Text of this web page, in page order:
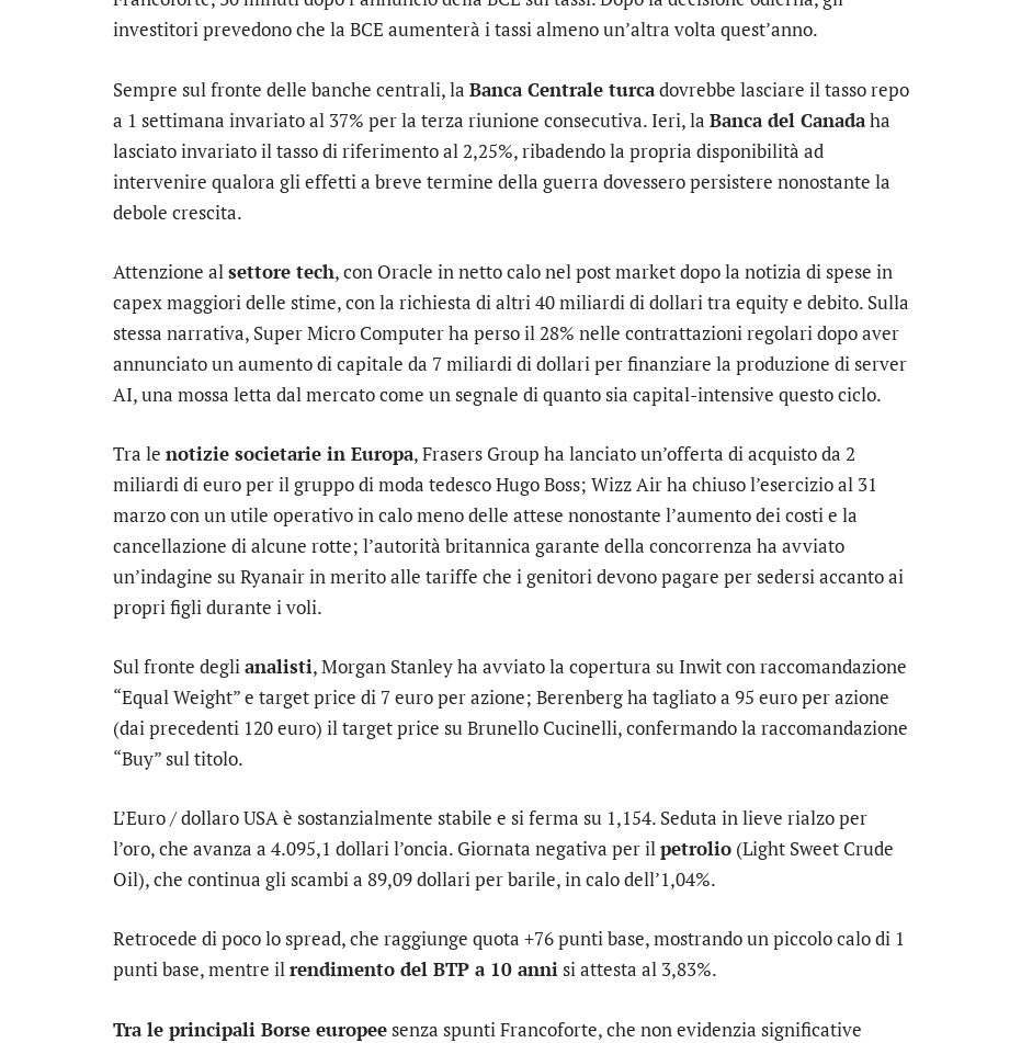
investitori prevedono che la BCE aumenterà i tassi almeno un’altra volta quest’anno.
Sempre sul fronte delle banche centrali, la Banca Centrale turcadovrebbe lasciare il tasso repo
a 1 settimana invariato al 37% per la terza riunione consecutiva. Ieri, la Banca del Canadaha
lasciato invariato il tasso di riferimento al 2,25%, ribadendo la propria disponibilità ad
intervenire qualora gli effetti a breve termine della guerra dovessero persistere nonostante la
debole crescita.
Attenzione alsettore tech, con Oracle in netto calo nel post market dopo la notizia di spese in
capex maggiori delle stime, con la richiesta di altri 40 miliardi di dollari tra equity e debito. Sulla
stessa narrativa, Super Micro Computerha perso il 28% nelle contrattazioni regolari dopo aver
annunciato un aumento di capitale da 7 miliardi di dollari per finanziare la produzione di server
AI, una mossa letta dal mercato come un segnale di quanto sia capital-intensive questo ciclo.
Tra le notizie societarie in Europa,Frasers Group ha lanciato un’offerta di acquisto da 2
miliardi di euro per il gruppo di moda tedescoHugo Boss; Wizz Airha chiuso l’esercizio al 31
marzo con un utile operativo in calo meno delle attese nonostante l’aumento dei costi e la
cancellazione di alcune rotte; l’autorità britannica garante della concorrenza ha avviato
un’indagine suRyanairin merito alle tariffe che i genitori devono pagare per sedersi accanto ai
propri figli durante i voli.
Sul fronte deglianalisti,Morgan Stanleyha avviato la copertura su Inwitcon raccomandazione
“Equal Weight” e target price di 7 euro per azione; Berenberg ha tagliato a 95 euro per azione
(dai precedenti 120 euro) il target price suBrunello Cucinelli, confermando la raccomandazione
“Buy” sul titolo.
L’Euro / dollaro USAè sostanzialmente stabile e si ferma su 1,154. Seduta in lieve rialzo per
l’oro, che avanza a 4.095,1 dollari l’oncia. Giornata negativa per ilpetrolio (Light Sweet Crude
Oil), che continua gli scambi a 89,09 dollari per barile, in calo dell’1,04%.
Retrocede di poco lospread, che raggiunge quota +76 punti base, mostrando un piccolo calo di 1
punti base, mentre ilrendimento del BTP a 10 annisi attesta al 3,83%.
Tra le principali Borse europeesenza spunti Francoforte, che non evidenzia significative